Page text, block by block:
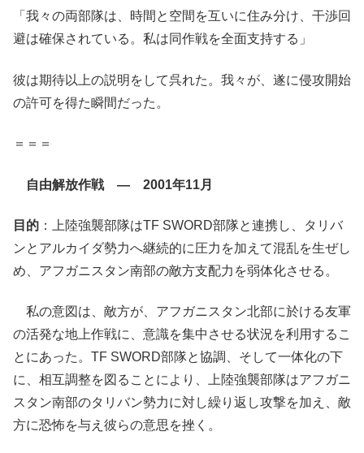
「我々の両部隊は、時間と空間を互いに住み分け、干渉回
避は確保されている。私は同作戦を全面支持する」
彼は期待以上の説明をして呉れた。我々が、遂に侵攻開始
の許可を得た瞬間だった。
＝＝＝
自由解放作戦 ― 2001年11月
目的 ：上陸強襲部隊はTF SWORD部隊と連携し、タリバ
ンとアルカイダ勢力へ継続的に圧力を加えて混乱を生ぜし
め、アフガニスタン南部の敵方支配力を弱体化させる。
私の意図は、敵方が、アフガニスタン北部に於ける友軍
の活発な地上作戦に、意識を集中させる状況を利用するこ
とにあった。TF SWORD部隊と協調、そして一体化の下
に、相互調整を図ることにより、上陸強襲部隊はアフガニ
スタン南部のタリバン勢力に対し繰り返し攻撃を加え、敵
方に恐怖を与え彼らの意思を挫く。